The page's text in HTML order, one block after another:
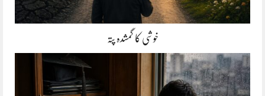
خوشی کا گمشدہ پتہ